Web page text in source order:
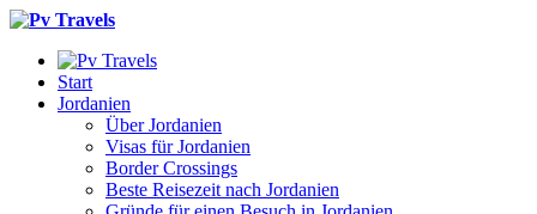
Start
Jordanien
Über Jordanien
Visas für Jordanien
Border Crossings
Beste Reisezeit nach Jordanien